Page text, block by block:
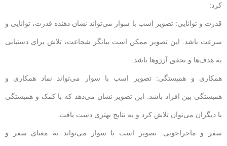
کرد:
قدرت و توانایی: تصویر اسب با سوار می‌تواند نشان دهنده قدرت، توانایی و
سرعت باشد. این تصویر ممکن است بیانگر شجاعت، تلاش برای دستیابی
به هدف‌ها و تحقق آرزوها باشد.
همکاری و همبستگی: تصویر اسب با سوار می‌تواند نماد همکاری و
همبستگی بین افراد باشد. این تصویر نشان می‌دهد که با کمک و همبستگی
با دیگران می‌توان تلاش کرد و به نتایج بهتری دست یافت.
سفر و ماجراجویی: تصویر اسب با سوار می‌تواند به معنای سفر و